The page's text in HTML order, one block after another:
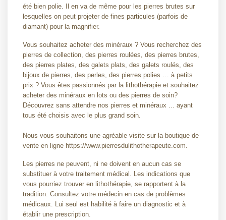
été bien polie. Il en va de même pour les pierres brutes sur
lesquelles on peut projeter de fines particules (parfois de
diamant) pour la magnifier.
Vous souhaitez acheter des minéraux ? Vous recherchez des
pierres de collection, des pierres roulées, des pierres brutes,
des pierres plates, des galets plats, des galets roulés, des
bijoux de pierres, des perles, des pierres polies … à petits
prix ? Vous êtes passionnés par la lithothérapie et souhaitez
acheter des minéraux en lots ou des pierres de soin?
Découvrez sans attendre nos pierres et minéraux ... ayant
tous été choisis avec le plus grand soin.
Nous vous souhaitons une agréable visite sur la boutique de
vente en ligne https://www.pierresdulithotherapeute.com.
Les pierres ne peuvent, ni ne doivent en aucun cas se
substituer à votre traitement médical. Les indications que
vous pourriez trouver en lithothérapie, se rapportent à la
tradition. Consultez votre médecin en cas de problèmes
médicaux. Lui seul est habilité à faire un diagnostic et à
établir une prescription.